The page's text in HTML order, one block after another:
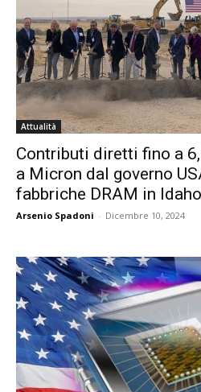
Attualità
Contributi diretti fino a
a Micron dal governo
fabbriche DRAM in
Arsenio Spadoni - Dicembre 10, 2024